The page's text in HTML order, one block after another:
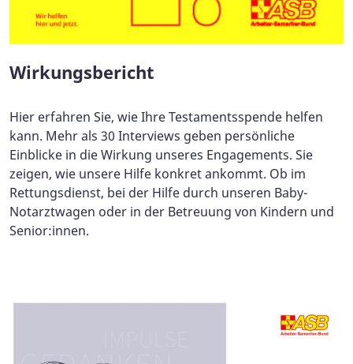
Wirkungsbericht
Hier erfahren Sie, wie Ihre Testamentsspende helfen
kann. Mehr als 30 Interviews geben persönliche
Einblicke in die Wirkung unseres Engagements. Sie
zeigen, wie unsere Hilfe konkret ankommt. Ob im
Rettungsdienst, bei der Hilfe durch unseren Baby-
Notarztwagen oder in der Betreuung von Kindern und
Senior:innen.